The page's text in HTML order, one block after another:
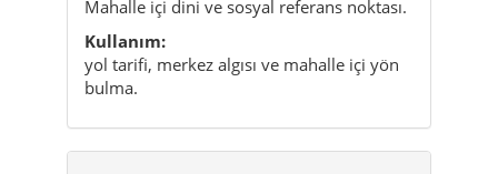
Mahalle içi dini ve sosyal referans noktası.
Kullanım:
yol tarifi, merkez algısı ve mahalle içi yön
bulma.